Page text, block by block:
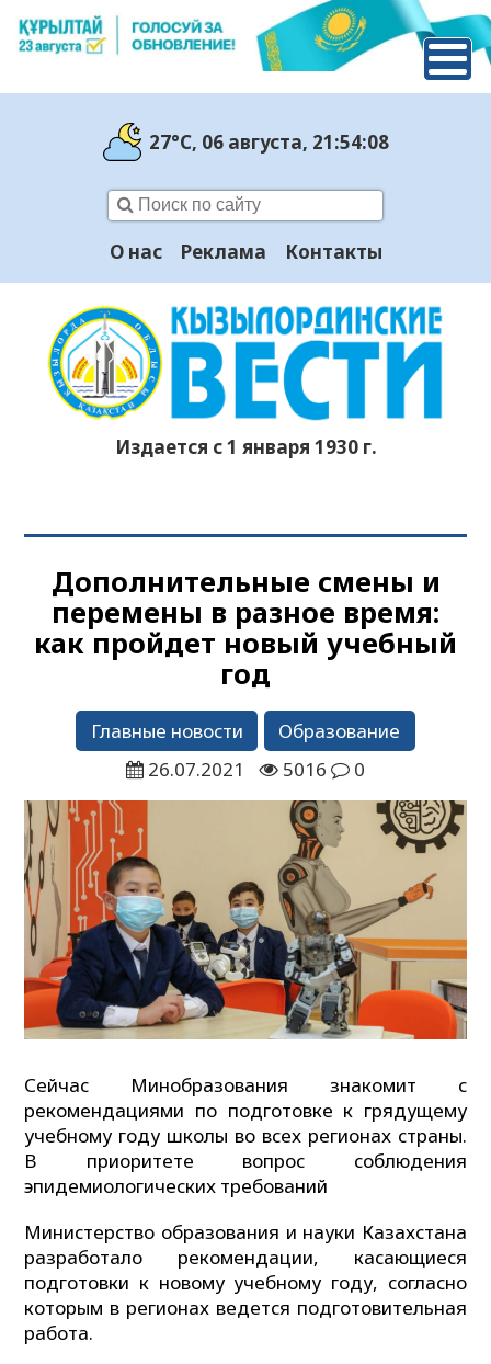
27°C, 06 августа, 21:54:09
О нас Реклама Контакты
Издается с 1 января 1930 г.
Дополнительные смены и
перемены в разное время:
как пройдет новый учебный
год
Главные новости
Образование
26.07.2021
5016 0
Сейчас Минобразования знакомит с
рекомендациями по подготовке к грядущему
учебному году школы во всех регионах страны.
В приоритете вопрос соблюдения
эпидемиологических требований
Министерство образования и науки Казахстана
разработало рекомендации, касающиеся
подготовки к новому учебному году, согласно
которым в регионах ведется подготовительная
работа.